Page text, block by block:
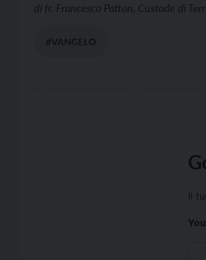
di fr. Francesco Patton, Custode di
#VANGELO
Il